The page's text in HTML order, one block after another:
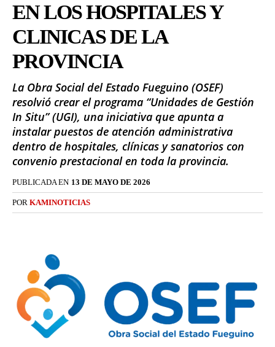
EN LOS HOSPITALES Y
CLINICAS DE LA
PROVINCIA
La Obra Social del Estado Fueguino (OSEF)
resolvió crear el programa “Unidades de Gestión
In Situ” (UGI), una iniciativa que apunta a
instalar puestos de atención administrativa
dentro de hospitales, clínicas y sanatorios con
convenio prestacional en toda la provincia.
PUBLICADA EN 13 DE MAYO DE 2026
POR KAMINOTICIAS